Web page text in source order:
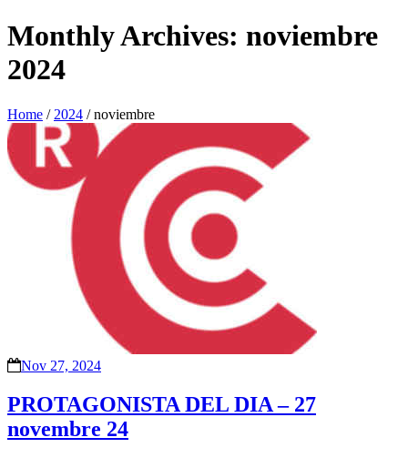
Monthly Archives: noviembre
2024
Home / 2024 /noviembre
Nov 27, 2024
PROTAGONISTA DEL DIA – 27
novembre 24